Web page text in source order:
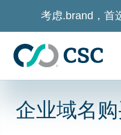
跳至主要内容
考虑.brand，首
企业域名